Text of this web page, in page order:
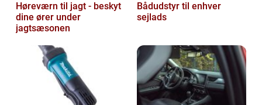
Høreværn til jagt - beskyt
dine ører under
jagtsæsonen
Bådudstyr til enhver
sejlads